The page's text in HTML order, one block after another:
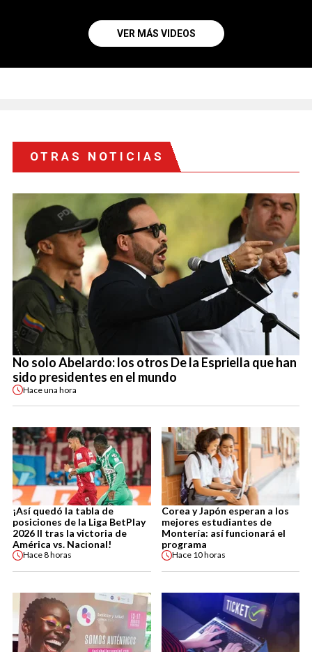
VER MÁS VIDEOS
OTRAS NOTICIAS
No solo Abelardo: los otros De la Espriella que han
sido presidentes en el mundo
Haceuna hora
¡Así quedó la tabla de
posiciones de la Liga BetPlay
2026 II tras la victoria de
América vs. Nacional!
Hace8 horas
Corea y Japón esperan a los
mejores estudiantes de
Montería: así funcionará el
programa
Hace 10 horas